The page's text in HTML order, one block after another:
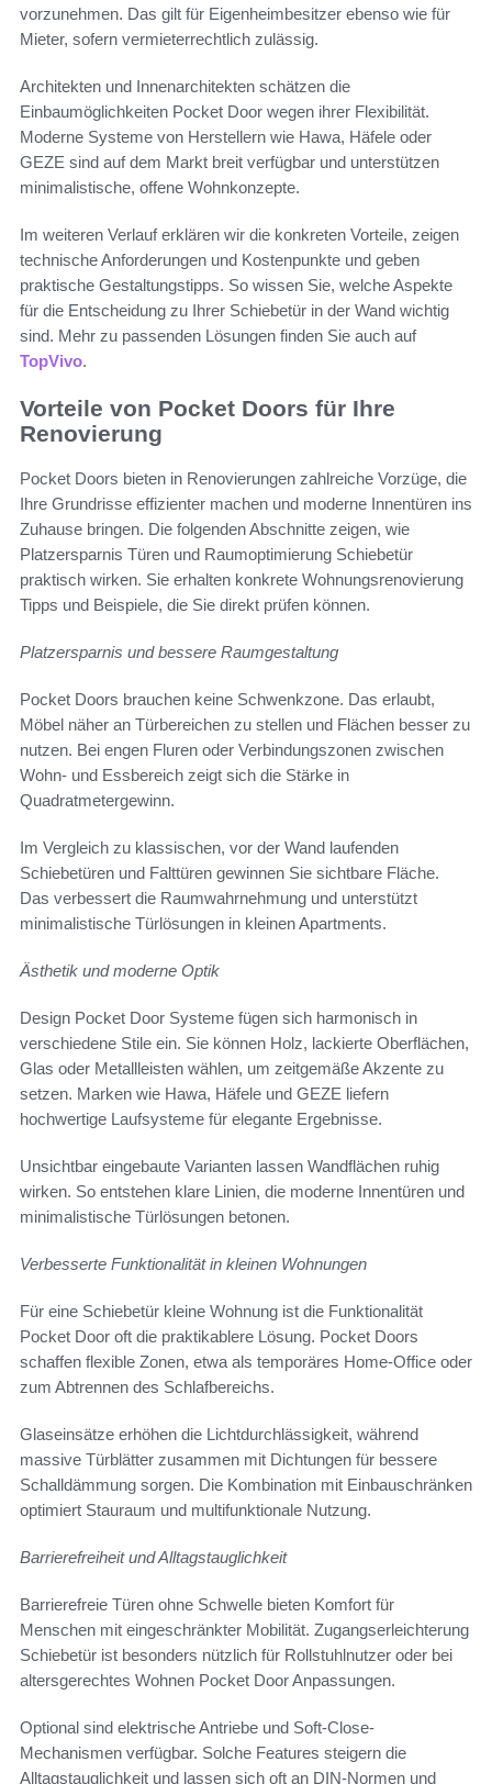
vorzunehmen. Das gilt für Eigenheimbesitzer ebenso wie für
Mieter, sofern vermieterrechtlich zulässig.
Architekten und Innenarchitekten schätzen die
Einbaumöglichkeiten Pocket Door wegen ihrer Flexibilität.
Moderne Systeme von Herstellern wie Hawa, Häfele oder
GEZE sind auf dem Markt breit verfügbar und unterstützen
minimalistische, offene Wohnkonzepte.
Im weiteren Verlauf erklären wir die konkreten Vorteile, zeigen
technische Anforderungen und Kostenpunkte und geben
praktische Gestaltungstipps. So wissen Sie, welche Aspekte
für die Entscheidung zu Ihrer Schiebetür in der Wand wichtig
sind. Mehr zu passenden Lösungen finden Sie auch auf
TopVivo.
Vorteile von Pocket Doors für Ihre
Renovierung
Pocket Doors bieten in Renovierungen zahlreiche Vorzüge, die
Ihre Grundrisse effizienter machen und moderne Innentüren ins
Zuhause bringen. Die folgenden Abschnitte zeigen, wie
Platzersparnis Türen und Raumoptimierung Schiebetür
praktisch wirken. Sie erhalten konkrete Wohnungsrenovierung
Tipps und Beispiele, die Sie direkt prüfen können.
Platzersparnis und bessere Raumgestaltung
Pocket Doors brauchen keine Schwenkzone. Das erlaubt,
Möbel näher an Türbereichen zu stellen und Flächen besser zu
nutzen. Bei engen Fluren oder Verbindungszonen zwischen
Wohn- und Essbereich zeigt sich die Stärke in
Quadratmetergewinn.
Im Vergleich zu klassischen, vor der Wand laufenden
Schiebetüren und Falttüren gewinnen Sie sichtbare Fläche.
Das verbessert die Raumwahrnehmung und unterstützt
minimalistische Türlösungen in kleinen Apartments.
Ästhetik und moderne Optik
Design Pocket Door Systeme fügen sich harmonisch in
verschiedene Stile ein. Sie können Holz, lackierte Oberflächen,
Glas oder Metallleisten wählen, um zeitgemäße Akzente zu
setzen. Marken wie Hawa, Häfele und GEZE liefern
hochwertige Laufsysteme für elegante Ergebnisse.
Unsichtbar eingebaute Varianten lassen Wandflächen ruhig
wirken. So entstehen klare Linien, die moderne Innentüren und
minimalistische Türlösungen betonen.
Verbesserte Funktionalität in kleinen Wohnungen
Für eine Schiebetür kleine Wohnung ist die Funktionalität
Pocket Door oft die praktikablere Lösung. Pocket Doors
schaffen flexible Zonen, etwa als temporäres Home-Office oder
zum Abtrennen des Schlafbereichs.
Glaseinsätze erhöhen die Lichtdurchlässigkeit, während
massive Türblätter zusammen mit Dichtungen für bessere
Schalldämmung sorgen. Die Kombination mit Einbauschränken
optimiert Stauraum und multifunktionale Nutzung.
Barrierefreiheit und Alltagstauglichkeit
Barrierefreie Türen ohne Schwelle bieten Komfort für
Menschen mit eingeschränkter Mobilität. Zugangserleichterung
Schiebetür ist besonders nützlich für Rollstuhlnutzer oder bei
altersgerechtes Wohnen Pocket Door Anpassungen.
Optional sind elektrische Antriebe und Soft-Close-
Mechanismen verfügbar. Solche Features steigern die
Alltagstauglichkeit und lassen sich oft an DIN-Normen und